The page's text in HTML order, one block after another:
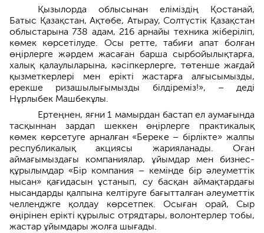
Қызылорда облысынан еліміздің Қостанай,
Батыс Қазақстан, Ақтөбе, Атырау, Солтүстік Қазақстан
облыстарына 738 адам, 216 арнайы техника жіберіліп,
көмек көрсетілуде. Осы ретте, табиғи апат болған
өңірлерге жәрдем жасаған барша сырбойылықтарға,
халық қалаулыларына, кәсіпкерлерге, төтенше жағдай
қызметкерлері мен ерікті жастарға алғысымызды,
ерекше ризашылығымызды білдіреміз!», – деді
Нұрлыбек Машбекұлы.
Ертеңнен, яғни 1 мамырдан бастап ел аумағында
тасқыннан зардап шеккен өңірлерге практикалық
көмек көрсетуге арналған «Береке – бірлікте» жалпы
республикалық акциясы жарияланады. Оған
аймағымыздағы компаниялар, ұйымдар мен бизнес-
құрылымдар «Бір компания – кемінде бір әлеуметтік
нысан» қағидасын ұстанып, су басқан аймақтардағы
нысандарды қалпына келтіруге бағытталған әлеуметтік
челленджге қолдау көрсетпек. Осыған орай, Сыр
өңірінен ерікті құрылыс отрядтары, волонтерлер тобы,
жастар ұйымдары жолға шығады.